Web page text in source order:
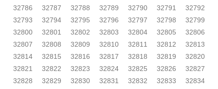
32786
32787 32788 32789 32790 32791
32792
32793
32794 32795 32796 32797 32798
32799
32800
32801 32802 32803 32804 32805
32806
32807
32808 32809 32810 32811 32812
32813
32814
32815 32816 32817 32818 32819
32820
32821
32822 32823 32824 32825 32826
32827
32828
32829 32830 32831 32832 32833
32834